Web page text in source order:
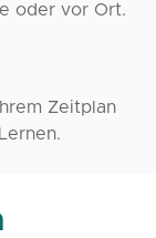
oder vor Ort.
Zeitplan